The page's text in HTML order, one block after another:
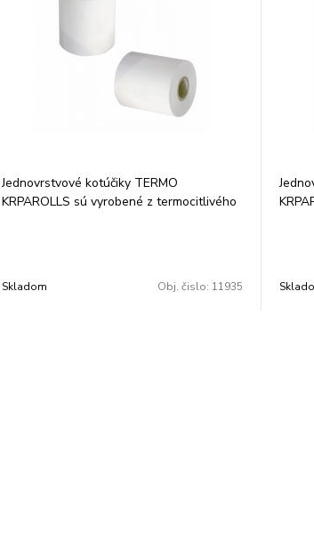
Jednovrstvové kotúčiky TERMO
KRPAROLLS sú vyrobené z termocitlivého
10 ks vo fólii.
Skladom Obj. čislo: 11935